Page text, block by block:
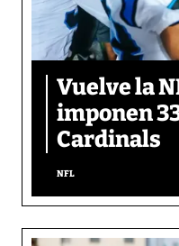
Vuelve la
imponen
Cardinals
NFL